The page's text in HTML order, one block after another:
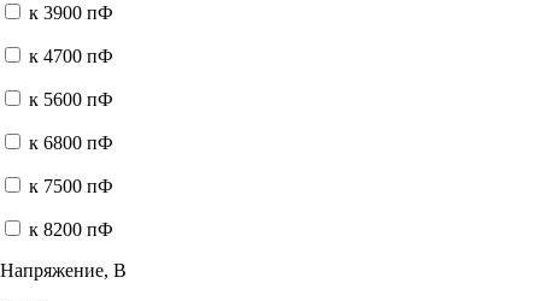
к 3900 пФ
к 4700 пФ
к 5600 пФ
к 6800 пФ
к 7500 пФ
к 8200 пФ
Напряжение, В